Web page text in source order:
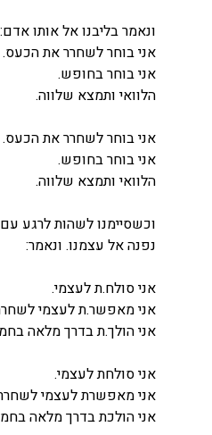
ונאמר בליבנו אל אותו אדם:
אני בוחר לשחרר את הכעס.
אני בוחר בחופש.
הלוואי ותמצא שלווה.
אני בוחר לשחרר את הכעס.
אני בוחר בחופש.
הלוואי ותמצא שלווה.
וכשסיימנו לשהות לרגע
נפנה אל עצמנו. ונאמר:
אני סולח.ת לעצמי.
אני מאפשר.ת לעצמי
אני הולך.ת בדרך מלאה
אני סולחת לעצמי.
אני מאפשרת לעצמי
אני הולכת בדרך מלאה